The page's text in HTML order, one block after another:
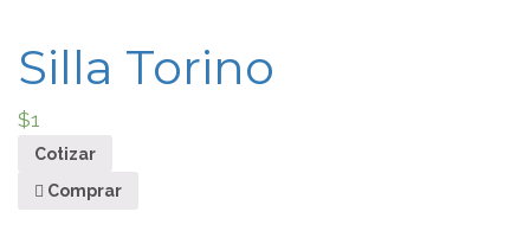
Silla Torino
$1
Cotizar
Comprar